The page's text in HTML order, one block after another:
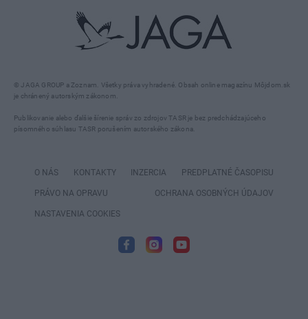
© JAGA GROUP a Zoznam. Všetky práva vyhradené. Obsah online magazínu Môjdom.sk
je chránený autorským zákonom.
Publikovanie alebo ďalšie šírenie správ zo zdrojov TASR je bez predchádzajúceho
písomného súhlasu TASR porušením autorského zákona.
O NÁS KONTAKTY INZERCIA PREDPLATNÉ ČASOPISU
PRÁVO NA OPRAVU OCHRANA OSOBNÝCH ÚDAJOV
NASTAVENIA COOKIES